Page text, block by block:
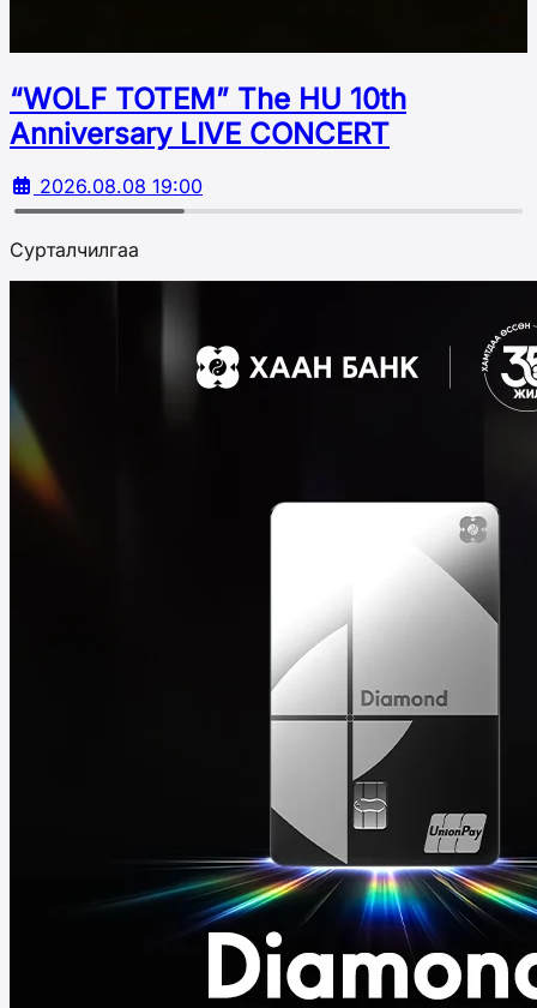
“WOLF TOTEM” The HU 10th
Аnniversary LIVE CONCERT
2026.08.08 19:00
Сурталчилгаа